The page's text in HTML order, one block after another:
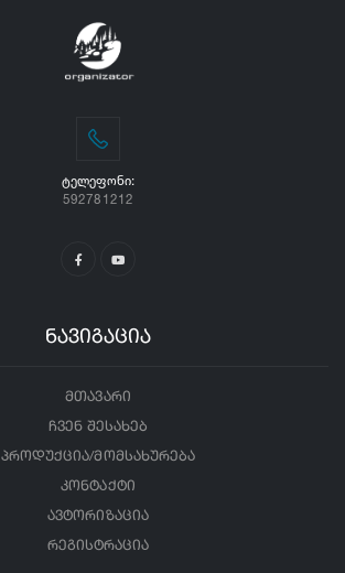
ᲢᲔᲚᲔᲤᲝᲜᲘ:
592781212
ნავიგაცია
მთავარი
ჩვენ შესახებ
პროდუქცია/მომსახურება
კონტაქტი
ავტორიზაცია
რეგისტრაცია